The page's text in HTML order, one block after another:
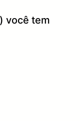
você tem